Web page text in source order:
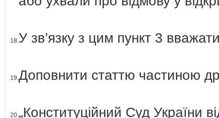
18.У зв’язку з цим пункт 3
19.Доповнити статтю частиною
20.„Конституційний Суд України